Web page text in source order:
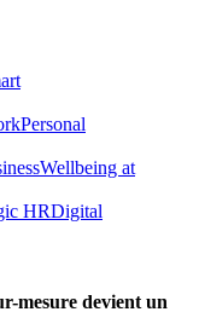
Personal
Wellbeing at
HRDigital
mesure devient un